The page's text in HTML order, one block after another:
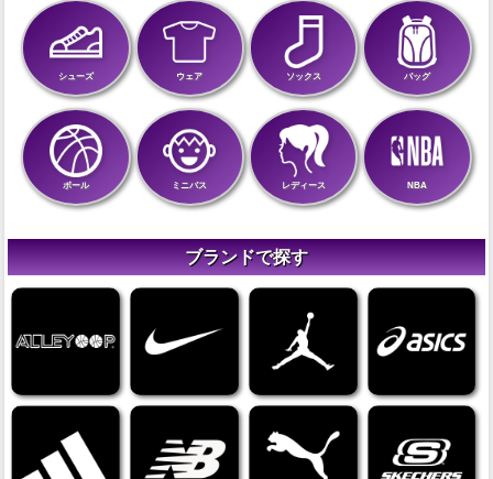
シューズ ウェア ソックス バッグ
ボール ミニバス レディース NBA
ブランドで探す